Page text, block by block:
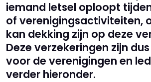
iemand letsel oploopt
of verenigingsactiviteiten,
kan dekking zijn op deze
Deze verzekeringen zijn
voor de verenigingen en
verder hieronder.